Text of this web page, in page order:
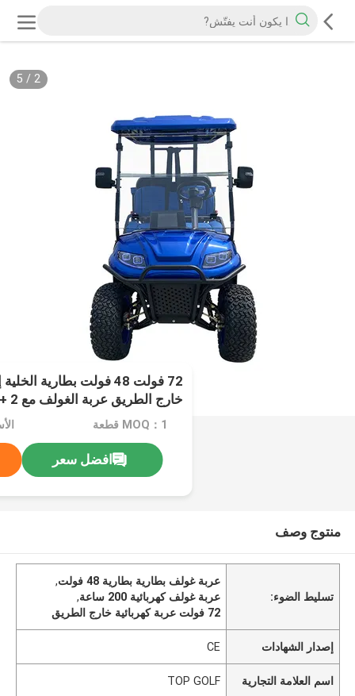
2
/
5
خارج الطريق عربة الغولف مع 2 + 2 و 4 + 2 مقعد
MOQ：1 قطعة
افضل سعر
منتوج وصف
تسليط الضوء:
عربة غولف بطارية بطارية 48 فولت
,
عربة غولف كهربائية 200 ساعة
,
72 فولت عربة كهربائية خارج الطريق
إصدار الشهادات CE
اسم العلامة التجارية TOP GOLF